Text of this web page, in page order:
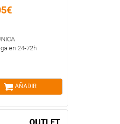
en 24-72h
AÑADIR